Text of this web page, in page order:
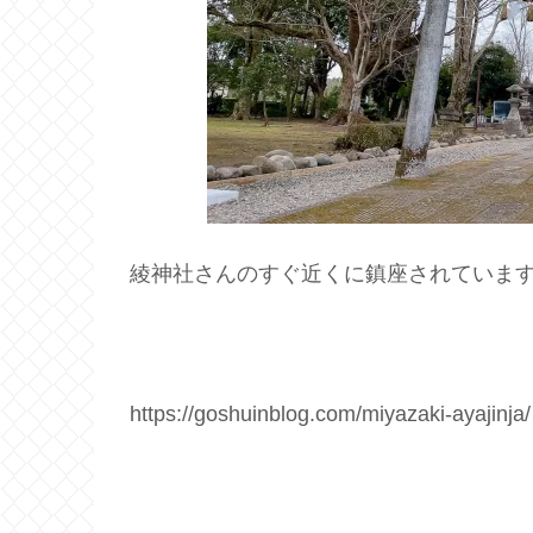
綾神社さんのすぐ近くに鎮座されていま
https://goshuinblog.com/miyazaki-